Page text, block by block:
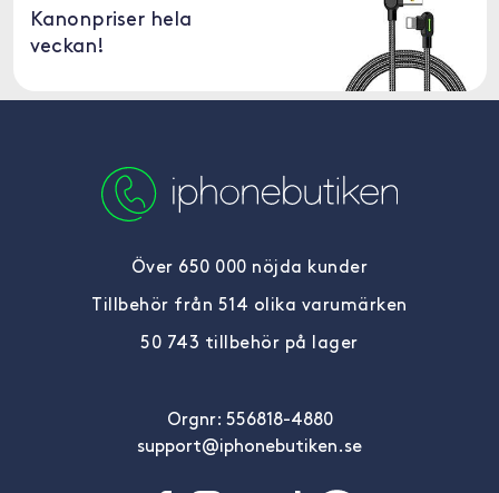
Kanonpriser hela
veckan!
Över 650 000 nöjda kunder
Tillbehör från 514 olika varumärken
50 743 tillbehör på lager
Orgnr: 556818-4880
support@iphonebutiken.se